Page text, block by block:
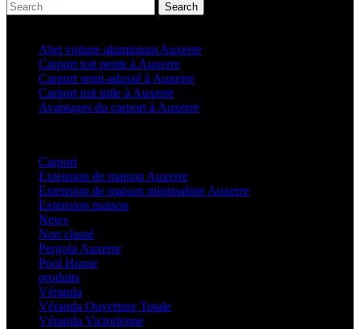
Search
Abri voiture aluminium Auxerre
Carport toit pente à Auxerre
Carport semi-adossé à Auxerre
Carport toit tuile à Auxerre
Avantages du carport à Auxerre
Carport(36)
Extension de maison Auxerre
Extension de maison minimaliste Auxerre
Extension maison
News
Non classé
Pergola Auxerre
Pool House
produits
Véranda
Véranda Ouverture Totale
Véranda Victorienne